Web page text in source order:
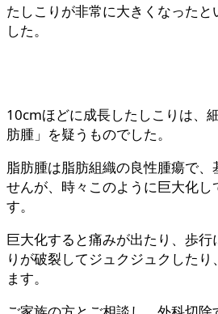
たしこりが非常に大きくなったと
した。
10cmほどに成長したしこりは、
肪腫」を疑うものでした。
脂肪腫は脂肪組織の良性腫瘍で、
せんが、時々このように巨大化し
す。
巨大化すると痛みが出たり、歩行
りが破裂してジュクジュクした
ます。